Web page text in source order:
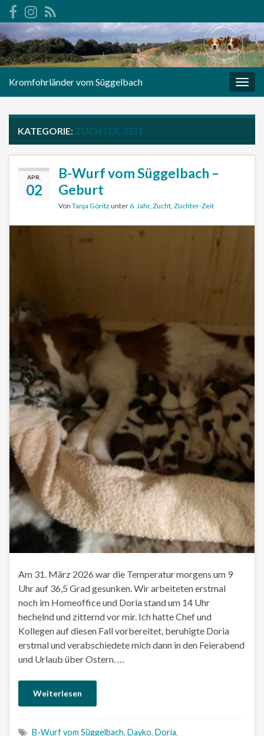
Kromfohrländer vom Süggelbach
KATEGORIE: ZÜCHTER-ZEIT
APR.
02
B-Wurf vom Süggelbach –
Geburt
Von Tanja Göritz unter 6. Jahr, Zucht Züchter-Zeit
Am 31. März 2026 war die Temperatur morgens um 9
Uhr auf 36,5 Grad gesunken. Wir arbeiteten erstmal
noch im Homeoffice und Doria stand um 14 Uhr
hechelnd und zitternd vor mir. Ich hatte Chef und
Kollegen auf diesen Fall vorbereitet, beruhigte Doria
erstmal und verabschiedete mich dann in den Feierabend
und Urlaub über Ostern. …
Weiterlesen
B-Wurf vom Süggelbach, Dayko, Doria,